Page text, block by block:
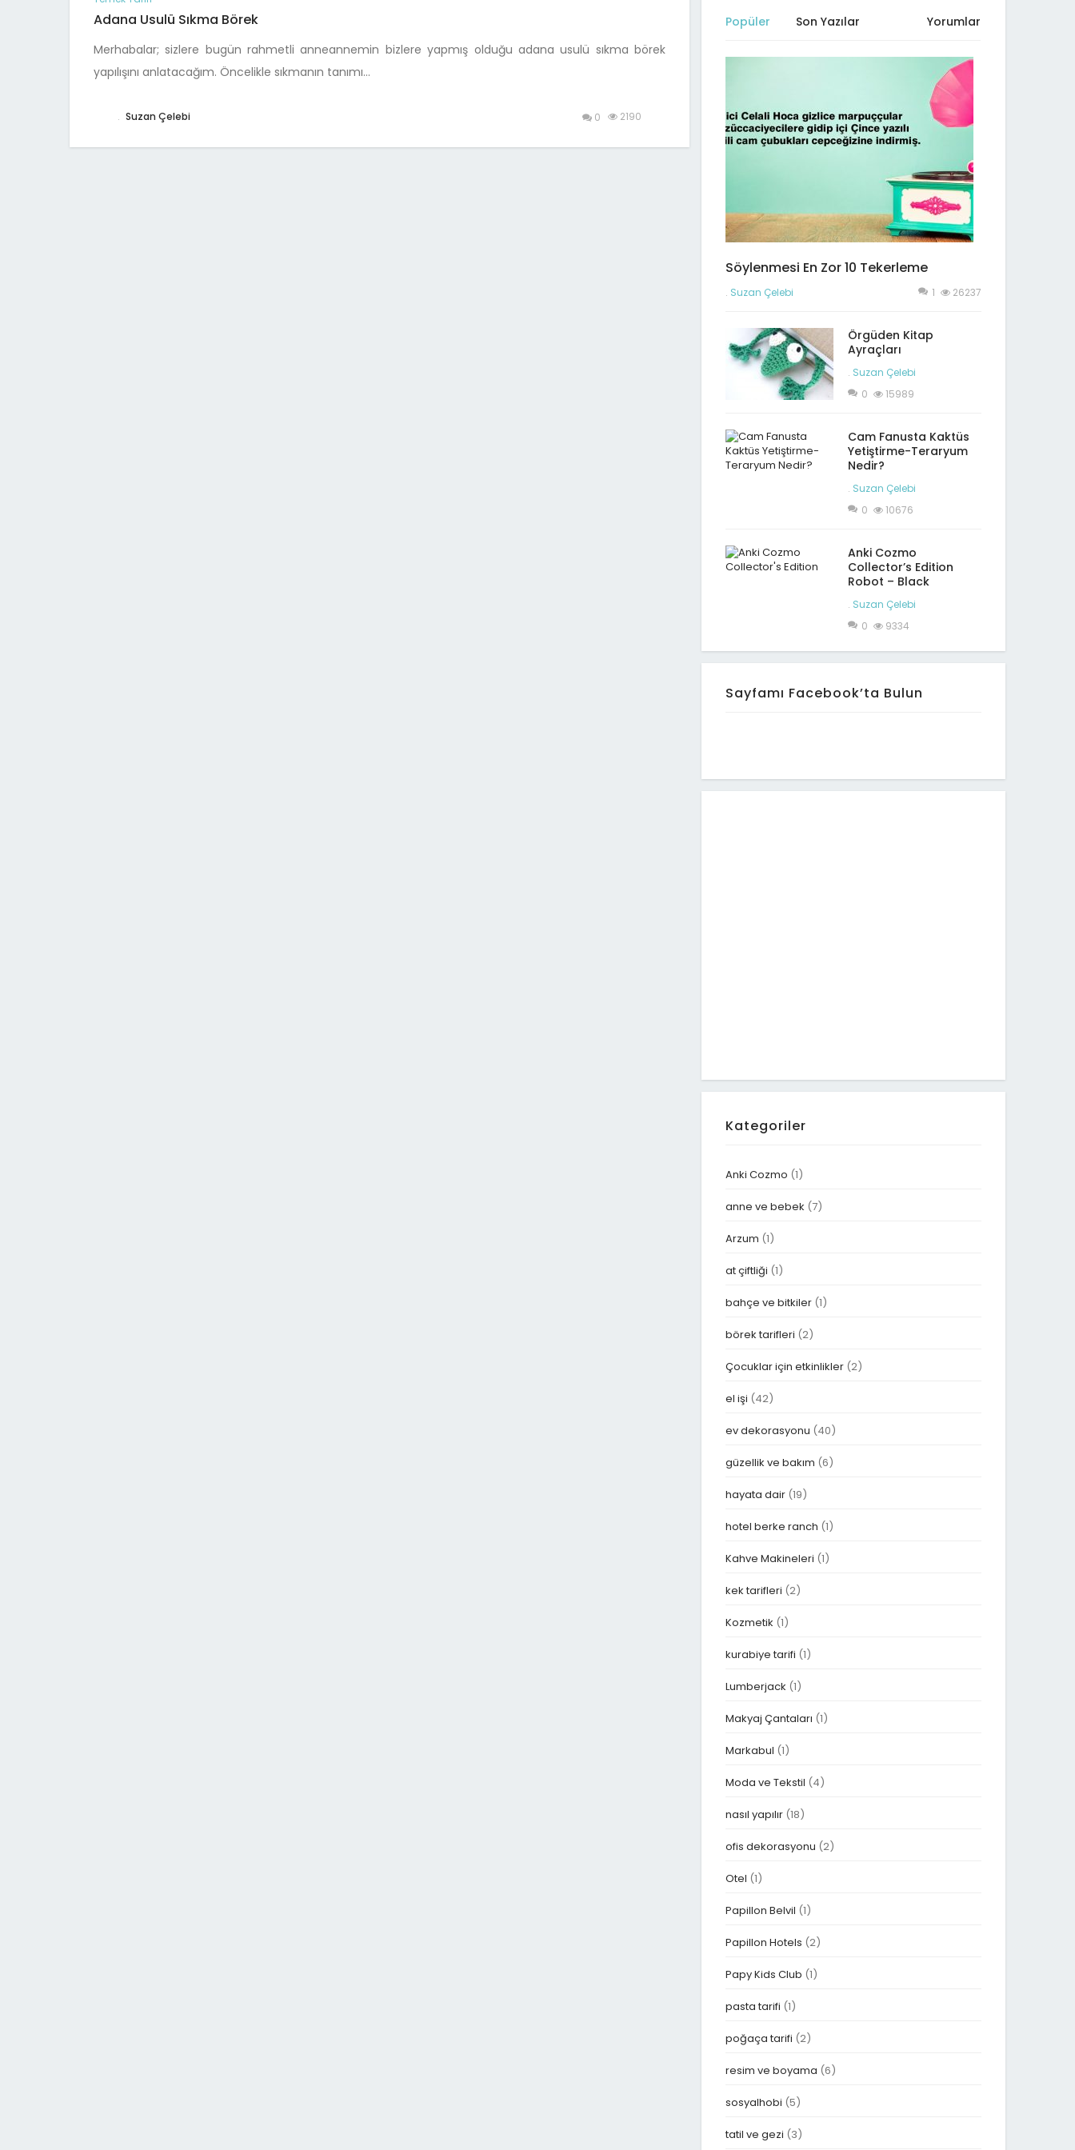
Adana Usulü Sıkma Börek
Merhabalar; sizlere bugün rahmetli anneannemin bizlere yapmış olduğu adana usulü sıkma börek
yapılışını anlatacağım. Öncelikle sıkmanın tanımı…
. Suzan Çelebi 0 2190
Popüler Son Yazılar Yorumlar
Söylenmesi En Zor 10 Tekerleme
. Suzan Çelebi 1 26237
Örgüden Kitap
Ayraçları
. Suzan Çelebi
0
15989
Cam Fanusta Kaktüs
Yetiştirme-Teraryum
Nedir?
. Suzan Çelebi
0
10676
Anki Cozmo
Collector’s Edition
Robot – Black
. Suzan Çelebi
0
9334
Sayfamı Facebook’ta Bulun
Kategoriler
Anki Cozmo (1)
anne ve bebek (7)
Arzum (1)
at çiftliği (1)
bahçe ve bitkiler (1)
börek tarifleri (2)
Çocuklar için etkinlikler (2)
el işi (42)
ev dekorasyonu (40)
güzellik ve bakım (6)
hayata dair (19)
hotel berke ranch (1)
Kahve Makineleri (1)
kek tarifleri (2)
Kozmetik (1)
kurabiye tarifi (1)
Lumberjack (1)
Makyaj Çantaları (1)
Markabul (1)
Moda ve Tekstil (4)
nasıl yapılır (18)
ofis dekorasyonu (2)
Otel (1)
Papillon Belvil (1)
Papillon Hotels (2)
Papy Kids Club (1)
pasta tarifi (1)
poğaça tarifi (2)
resim ve boyama (6)
sosyalhobi (5)
tatil ve gezi (3)